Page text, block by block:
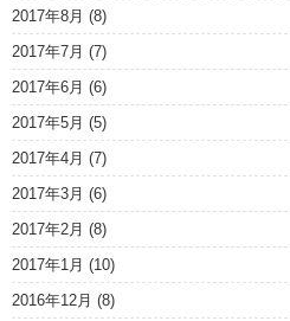
2017年8月 (8)
2017年7月 (7)
2017年6月 (6)
2017年5月 (5)
2017年4月 (7)
2017年3月 (6)
2017年2月 (8)
2017年1月 (10)
2016年12月 (8)